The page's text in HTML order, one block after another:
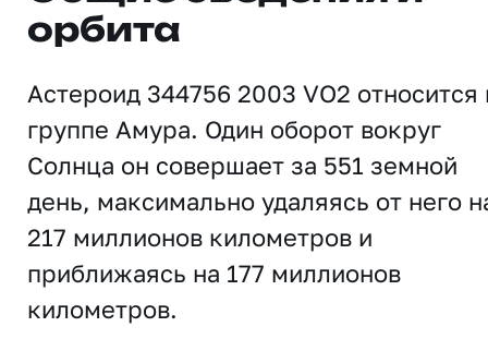
орбита
Астероид 344756 2003 VO2 относится
группе Амура. Один оборот вокруг
Солнца он совершает за 551 земной
день, максимально удаляясь от него
217 миллионов километров и
приближаясь на 177 миллионов
километров.